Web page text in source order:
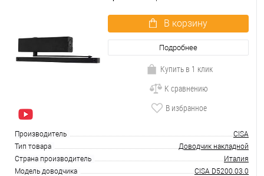
В корзину
Подробнее
Купить в 1 клик
К сравнению
В избранное
Производитель
CISA
Тип товара
Доводчик накладной
Страна производитель
Италия
Модель доводчика
CISA D5200.03.0